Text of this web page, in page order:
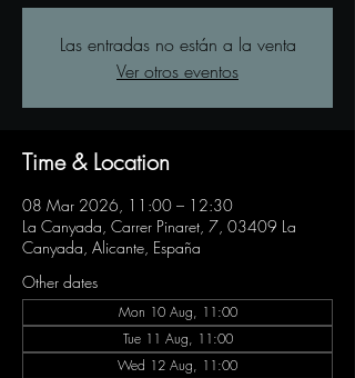
Las entradas no están a la venta
Ver otros eventos
Time & Location
08 Mar 2026, 11:00 – 12:30
La Canyada, Carrer Pinaret, 7, 03409 La
Canyada, Alicante, España
Other dates
Mon 10 Aug, 11:00
Tue 11 Aug, 11:00
Wed 12 Aug, 11:00